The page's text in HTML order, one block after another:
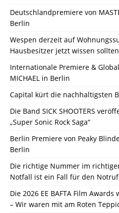
Deutschlandpremiere von
Berlin
Wespen derzeit auf
Hausbesitzer jetzt wissen sollten
Internationale Premiere &
MICHAEL in Berlin
Capital kürt die nachhaltigsten
Die Band SICK SHOOTERS
„Super Sonic Rock Saga“
Berlin Premiere von Peaky
Berlin
Die richtige Nummer im
Notfall ist ein Fall für den Notruf
Die 2026 EE BAFTA Film
– Wir waren mit am Roten